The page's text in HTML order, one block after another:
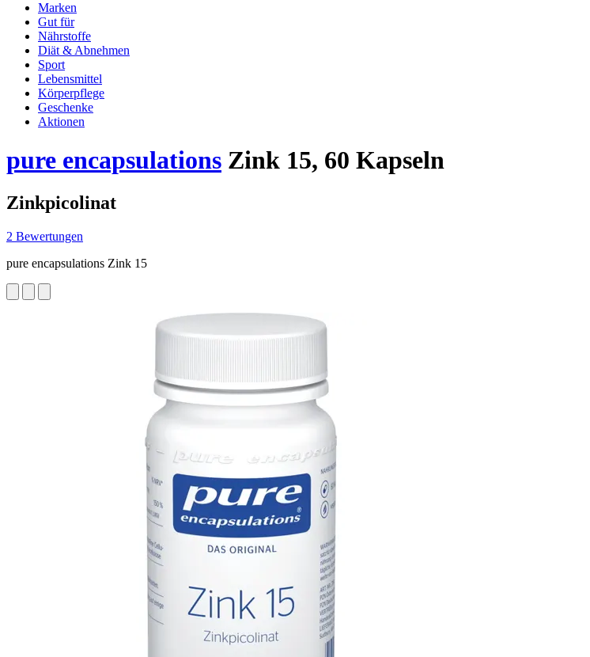
Marken
Gut für
Nährstoffe
Diät & Abnehmen
Sport
Lebensmittel
Körperpflege
Geschenke
Aktionen
pure encapsulations Zink 15, 60 Kapseln
Zinkpicolinat
2 Bewertungen
pure encapsulations Zink 15